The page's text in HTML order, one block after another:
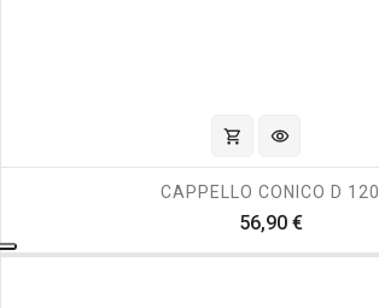
shopping_cart visibility
CAPPELLO CONICO D 120
56,90 €Prezzo